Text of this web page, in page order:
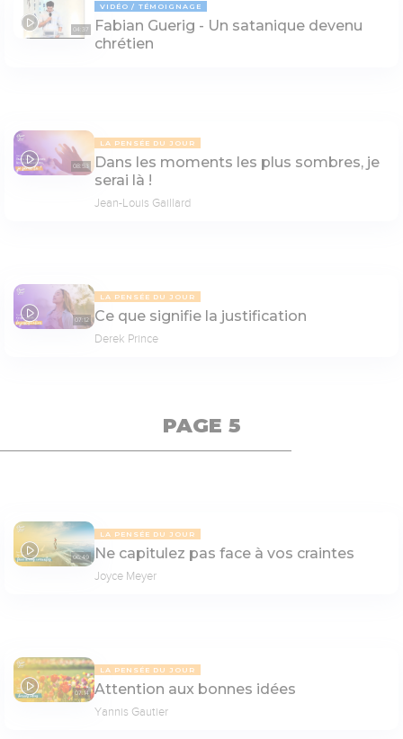
04:37
VIDÉO TÉMOIGNAGE
Fabian Guerig - Un satanique devenu
chrétien
08:53
LA PENSÉE DU JOUR
Dans les moments les plus sombres, je
serai là !
Jean-Louis Gaillard
07:12
LA PENSÉE DU JOUR
Ce que signifie la justification
Derek Prince
PAGE 5
06:49
LA PENSÉE DU JOUR
Ne capitulez pas face à vos craintes
Joyce Meyer
07:14
LA PENSÉE DU JOUR
Attention aux bonnes idées
Yannis Gautier